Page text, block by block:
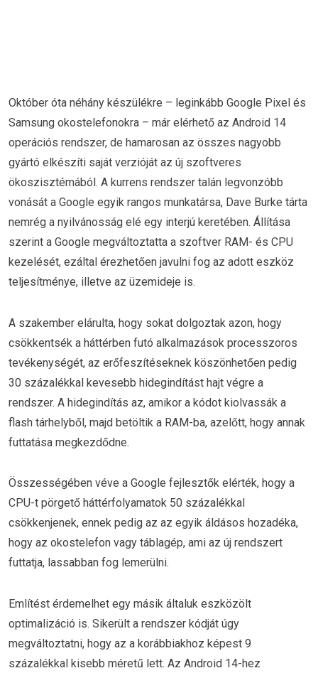
Október óta néhány készülékre – leginkább Google Pixel és
Samsung okostelefonokra – már elérhető az Android 14
operációs rendszer, de hamarosan az összes nagyobb
gyártó elkészíti saját verzióját az új szoftveres
ökoszisztémából. A kurrens rendszer talán legvonzóbb
vonását a Google egyik rangos munkatársa, Dave Burke tárta
nemrég a nyilvánosság elé egy interjú keretében. Állítása
szerint a Google megváltoztatta a szoftver RAM- és CPU
kezelését, ezáltal érezhetően javulni fog az adott eszköz
teljesítménye, illetve az üzemideje is.
A szakember elárulta, hogy sokat dolgoztak azon, hogy
csökkentsék a háttérben futó alkalmazások processzoros
tevékenységét, az erőfeszítéseknek köszönhetően pedig
30 százalékkal kevesebb hidegindítást hajt végre a
rendszer. A hidegindítás az, amikor a kódot kiolvassák a
flash tárhelyből, majd betöltik a RAM-ba, azelőtt, hogy annak
futtatása megkezdődne.
Összességében véve a Google fejlesztők elérték, hogy a
CPU-t pörgető háttérfolyamatok 50 százalékkal
csökkenjenek, ennek pedig az az egyik áldásos hozadéka,
hogy az okostelefon vagy táblagép, ami az új rendszert
futtatja, lassabban fog lemerülni.
Említést érdemelhet egy másik általuk eszközölt
optimalizáció is. Sikerült a rendszer kódját úgy
megváltoztatni, hogy az a korábbiakhoz képest 9
százalékkal kisebb méretű lett. Az Android 14-hez